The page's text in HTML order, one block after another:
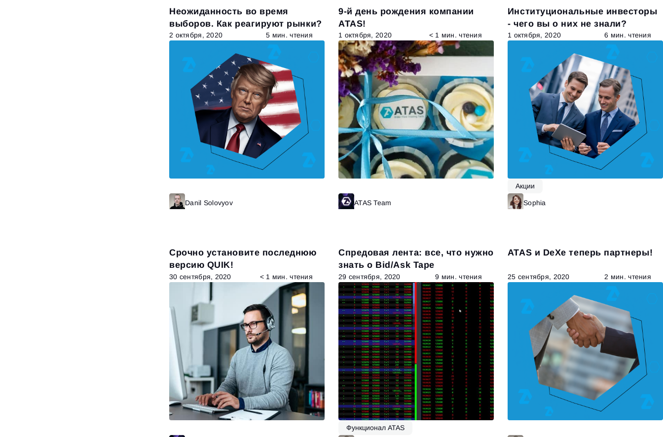
Неожиданность во время
выборов. Как реагируют рынки?
2 октября, 2020 5 мин. чтения
Danil Solovyov
9-й день рождения компании
ATAS!
1 октября, 2020 < 1 мин. чтения
ATAS Team
Институциональные инвесторы
- чего вы о них не знали?
1 октября, 2020 6 мин. чтения
Акции
Sophia
Срочно установите последнюю
версию QUIK!
30 сентября, 2020 < 1 мин. чтения
Спредовая лента: все, что нужно
знать о Bid/Ask Tape
29 сентября, 2020 9 мин. чтения
Функционал ATAS
ATAS и DeХe теперь партнеры!
25 сентября, 2020 2 мин. чтения
Close
Вход
Email
Пароль
Забыли пароль?
Восстановить пароль
Введи адрес электронной почты, и мы отправим ссылку
для создания нового пароля.
Email
Сбросить пароль
Регистрация
Я хочу получать специальные предложения от ATAS
Я принимаю:Terms of use ,License agreement.
Зарегистрироваться